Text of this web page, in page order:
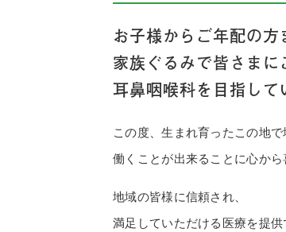
お子様からご年配の
家族ぐるみで皆さまに
耳鼻咽喉科を目指して
この度、生まれ育ったこの地
働くことが出来ることに心から
地域の皆様に信頼され、
満足していただける医療を提供